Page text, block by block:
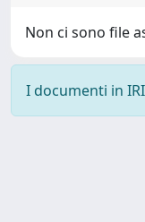
Non ci sono file
I documenti in